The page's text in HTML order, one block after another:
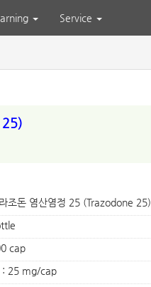
Service
25)
조돈 염산염정 25 (Trazodone 25)
cap
: 25 mg/cap